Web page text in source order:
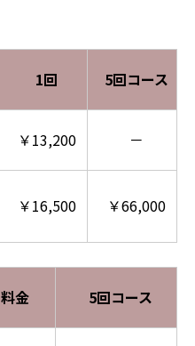
1回 5回コース
￥13,200 －
￥16,500 ￥66,000
料金 5回コース